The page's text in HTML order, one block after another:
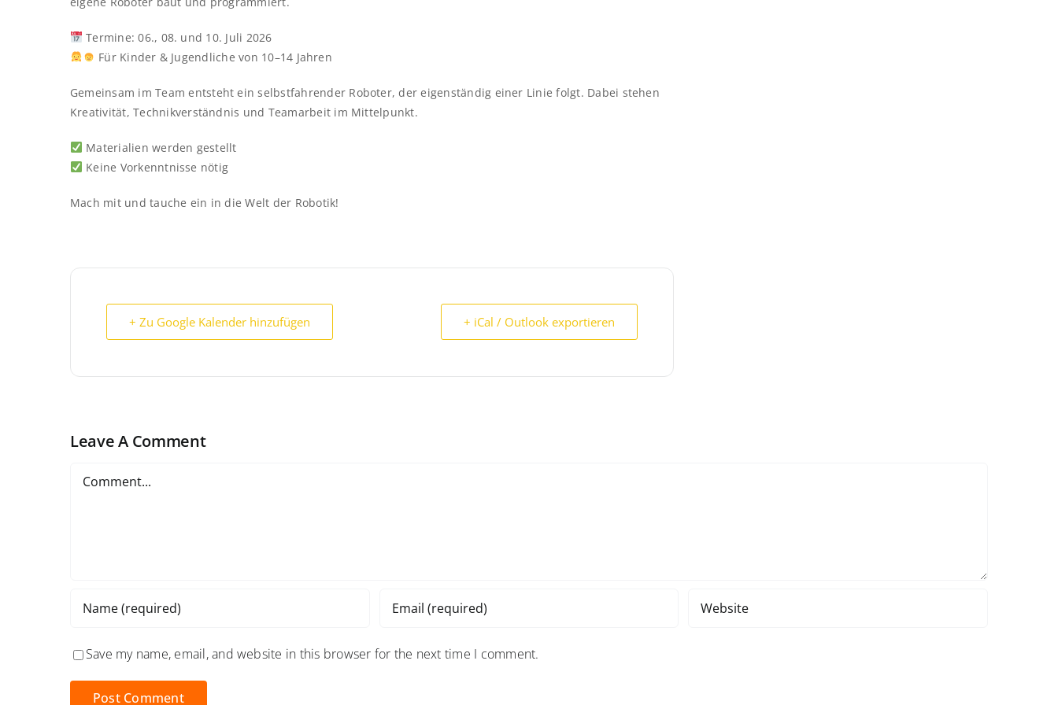
Termine: 06., 08. und 10. Juli 2026
Für Kinder & Jugendliche von 10–14 Jahren
Gemeinsam im Team entsteht ein selbstfahrender Roboter, der eigenständig einer Linie folgt. Dabei stehen
Kreativität, Technikverständnis und Teamarbeit im Mittelpunkt.
Materialien werden gestellt
Keine Vorkenntnisse nötig
Mach mit und tauche ein in die Welt der Robotik!
+ Zu Google Kalender hinzufügen + iCal / Outlook exportieren
Leave A Comment
Save my name, email, and website in this browser for the next time I comment.